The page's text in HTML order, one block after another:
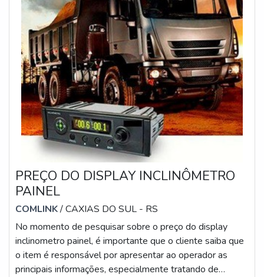
PREÇO DO DISPLAY INCLINÔMETRO
PAINEL
COMLINK/ CAXIAS DO SUL - RS
No momento de pesquisar sobre o preço do display
inclinometro painel, é importante que o cliente saiba que
o item é responsável por apresentar ao operador as
principais informações, especialmente tratando de